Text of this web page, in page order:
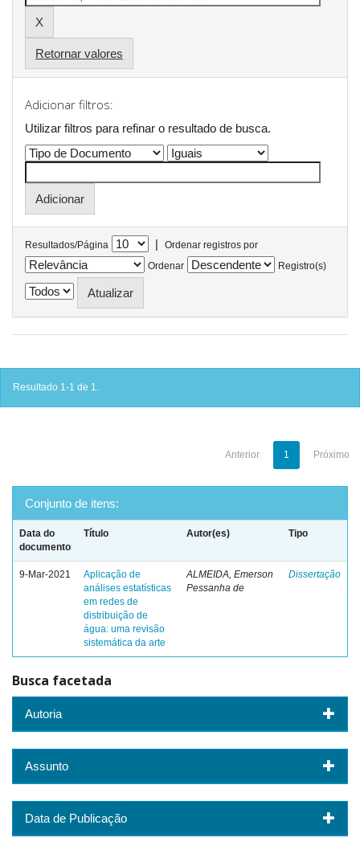
Retornar valores
Adicionar filtros:
Utilizar filtros para refinar o resultado de busca.
Resultados/Página |
Ordenar registros por
Ordenar
Registro(s)
Resultado 1-1 de 1.
Anterior 1 Próximo
Conjunto de itens:
Data do
documento
Título Autor(es) Tipo
9-Mar-2021
Aplicação de
análises estatísticas
em redes de
distribuição de
água: uma revisão
sistemática da arte
ALMEIDA, Emerson
Pessanha de
Dissertação
Busca facetada
Autoria
Assunto
Data de Publicação